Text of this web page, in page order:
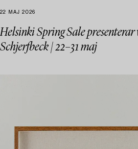
22 MAJ 2026
Helsinki Spring Sale presenterar
Schjerfbeck | 22–31 maj